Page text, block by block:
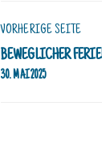
VORHERIGE SEITE
BEWEGLICHER
30. MAI 2025